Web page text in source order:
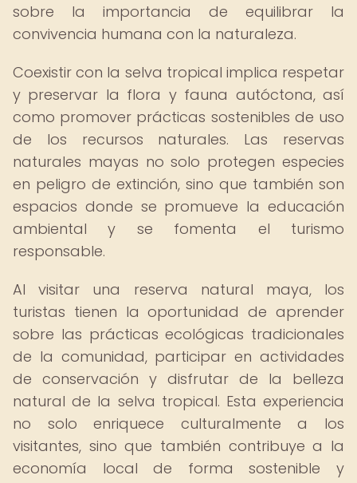
sobre la importancia de equilibrar la
convivencia humana con la naturaleza.
Coexistir con la selva tropical implica respetar
y preservar la flora y fauna autóctona, así
como promover prácticas sostenibles de uso
de los recursos naturales. Las reservas
naturales mayas no solo protegen especies
en peligro de extinción, sino que también son
espacios donde se promueve la educación
ambiental y se fomenta el turismo
responsable.
Al visitar una reserva natural maya, los
turistas tienen la oportunidad de aprender
sobre las prácticas ecológicas tradicionales
de la comunidad, participar en actividades
de conservación y disfrutar de la belleza
natural de la selva tropical. Esta experiencia
no solo enriquece culturalmente a los
visitantes, sino que también contribuye a la
economía local de forma sostenible y